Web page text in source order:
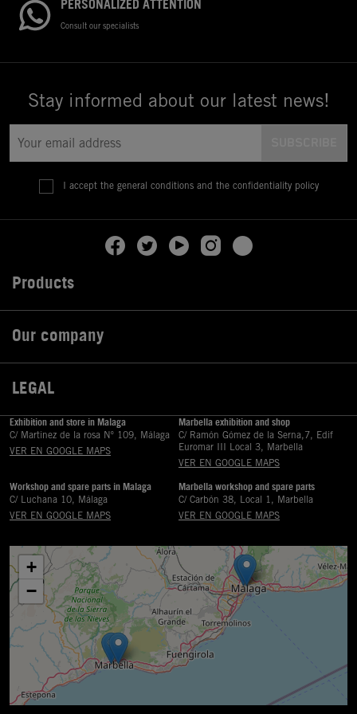
PERSONALIZED ATTENTION
Consult our specialists
Stay informed about our latest news!
I accept the general conditions and the confidentiality policy
Products
Our company
LEGAL
Exhibition and store in Malaga
C/ Martinez de la rosa Nº 109, Málaga
VER EN GOOGLE MAPS
Marbella exhibition and shop
C/ Ramón Gómez de la Serna,7, Edif
Euromar III Local 3, Marbella
VER EN GOOGLE MAPS
Workshop and spare parts in Malaga
C/ Luchana 10, Málaga
VER EN GOOGLE MAPS
Marbella workshop and spare parts
C/ Carbón 38, Local 1, Marbella
VER EN GOOGLE MAPS
+
−